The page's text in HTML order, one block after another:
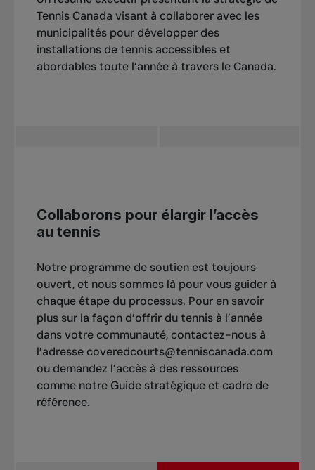
Tennis Canada visant à collaborer avec les
municipalités pour développer des
installations de tennis accessibles et
abordables toute l’année à travers le Canada.
Collaborons pour élargir l’accès
au tennis
Notre programme de soutien est toujours
ouvert, et nous sommes là pour vous guider à
chaque étape du processus. Pour en savoir
plus sur la façon d’offrir du tennis à l’année
dans votre communauté, contactez-nous à
l’adresse coveredcourts@tenniscanada.com
ou demandez l’accès à des ressources
comme notre Guide stratégique et cadre de
référence.